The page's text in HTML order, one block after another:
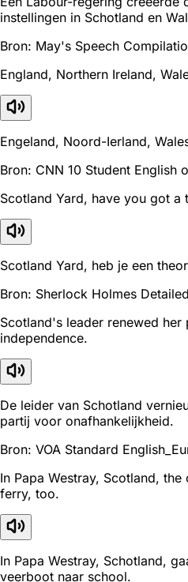
instellingen in Schotland en
Bron: May's Speech
England, Northern Ireland,
Engeland, Noord-Ierland,
Bron: CNN 10 Student English
Scotland Yard, have you got a
Scotland Yard, heb je een
Bron: Sherlock Holmes
Scotland's leader renewed
independence.
De leider van Schotland
partij voor onafhankelijkheid.
Bron: VOA Standard
In Papa Westray, Scotland,
ferry, too.
In Papa Westray, Schotland,
veerboot naar school.